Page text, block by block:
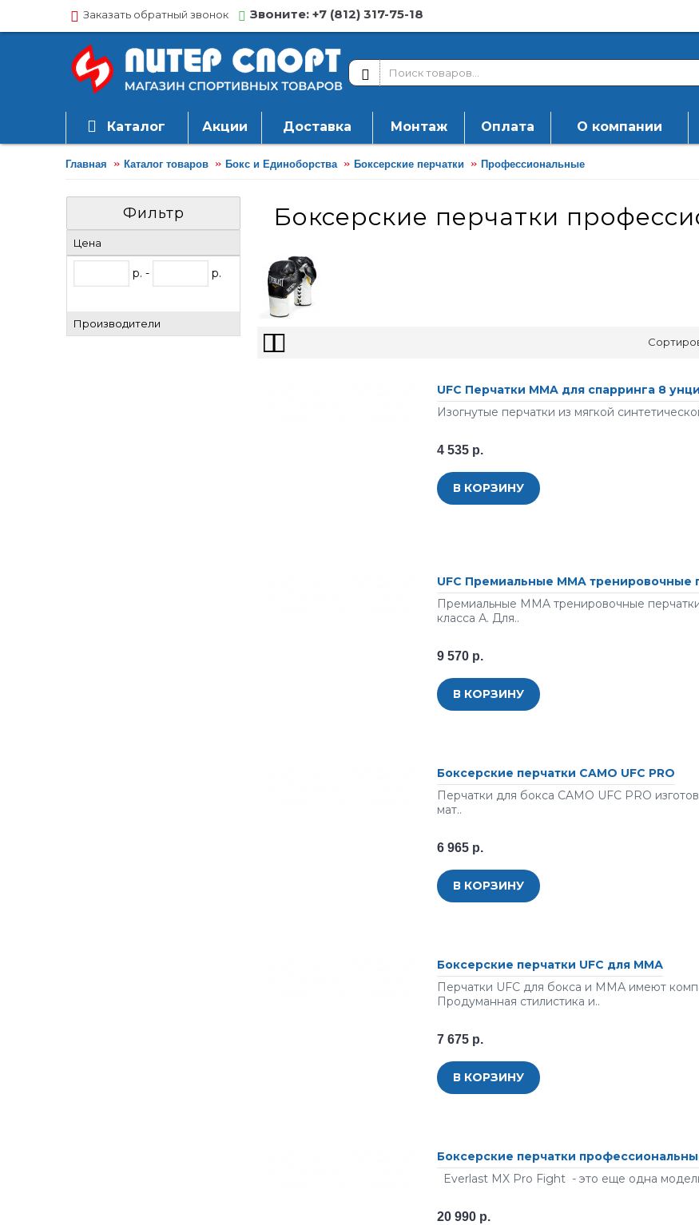
Заказать обратный звонок Звоните: +7 (812) 317-75-18
Каталог Акции Доставка Монтаж Оплата О компании
Главная Каталог товаров Бокс и Единоборства Боксерские перчатки Профессиональные
Фильтр
Цена
р. - р.
Производители
Боксерские перчатки
UFC Перчатки MMA для спарринга 8
Изогнутые перчатки из мягкой
4 535 р.
В КОРЗИНУ
UFC Премиальные MMA тренировочные
Премиальные MMA тренировочные
класса А. Для..
9 570 р.
В КОРЗИНУ
Боксерские перчатки CAMO UFC PRO
Перчатки для бокса CAMO UFC PRO
мат..
6 965 р.
В КОРЗИНУ
Боксерские перчатки UFC для ММА
Перчатки UFC для бокса и ММА имеют
Продуманная стилистика и..
7 675 р.
В КОРЗИНУ
Боксерские перчатки
Everlast MX Pro Fight - это еще одна
20 990 р.